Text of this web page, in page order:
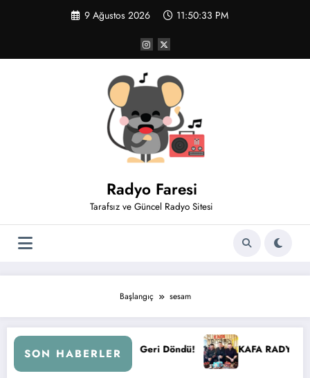
9 Ağustos 2026 11:50:33 PM
Radyo Faresi
Tarafsız ve Güncel Radyo Sitesi
Başlangıç sesam
SON HABERLER
ile Kral FM’e Geri Döndü! KAFA RADYO 6 YAŞINDA!